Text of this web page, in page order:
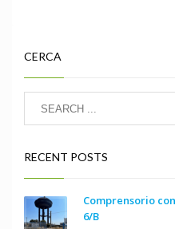
CERCA
RECENT POSTS
Comprensorio
6/B